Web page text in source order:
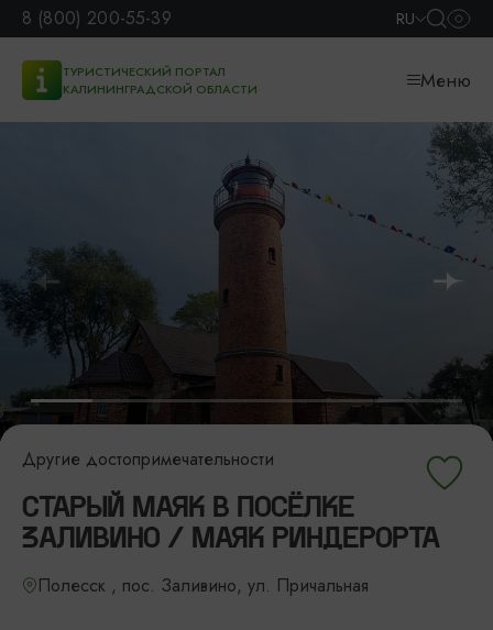
8 (800) 200-55-39 RU
ТУРИСТИЧЕСКИЙ ПОРТАЛ
КАЛИНИНГРАДСКОЙ ОБЛАСТИ
Меню
Другие достопримечательности
СТАРЫЙ МАЯК В ПОСЁЛКЕ
ЗАЛИВИНО / МАЯК РИНДЕРОРТА
Полесск , пос. Заливино, ул. Причальная